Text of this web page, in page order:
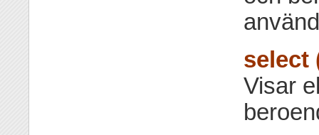
select
Visar